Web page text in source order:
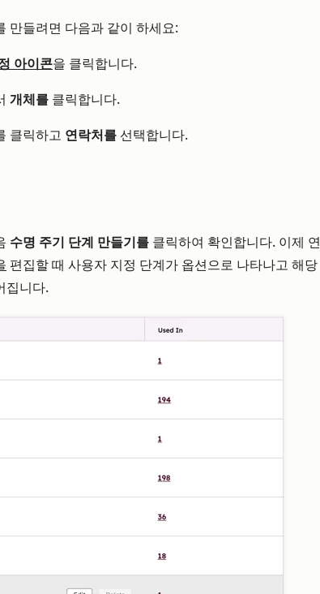
만들려면 다음과 같이 하세요:
아이콘을 클릭합니다.
개체를 클릭합니다.
클릭하고 연락처를 선택합니다.
수명 주기 단계 만들기를 클릭하여 확인합니다. 이제 연
편집할 때 사용자 지정 단계가 옵션으로 나타나고 해당
집니다.